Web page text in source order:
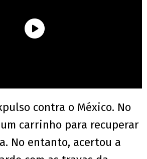
contra o México. No
carrinho para recuperar
No entanto, acertou a